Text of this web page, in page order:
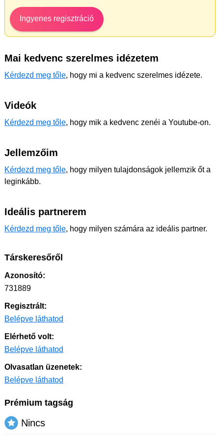
Ingyenes regisztráció
Mai kedvenc szerelmes idézetem
Kérdezd meg tőle, hogy mi a kedvenc szerelmes idézete.
Videók
Kérdezd meg tőle, hogy mik a kedvenc zenéi a Youtube-on.
Jellemzőim
Kérdezd meg tőle, hogy milyen tulajdonságok jellemzik őt a
leginkább.
Ideális partnerem
Kérdezd meg tőle, hogy milyen számára az ideális partner.
Társkeresőről
Azonosító:
731889
Regisztrált:
Belépve láthatod
Elérhető volt:
Belépve láthatod
Olvasatlan üzenetek:
Belépve láthatod
Prémium tagság
Nincs